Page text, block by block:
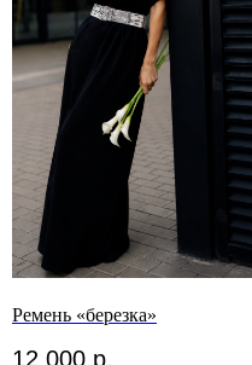
Ремень «березка»
12 000 р.